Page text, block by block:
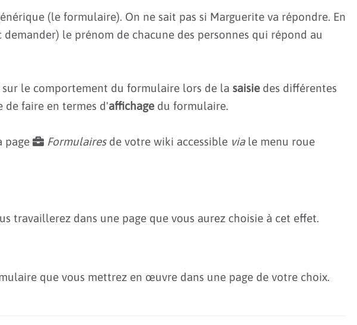
(le formulaire). On ne sait pas si Marguerite va répondre. En
le prénom de chacune des personnes qui répond au
le comportement du formulaire lors de la saisie des différentes
de faire en termes d'affichage du formulaire.
page Formulairesde votre wiki accessible viale menu roue
travaillerez dans une page que vous aurez choisie à cet effet.
que vous mettrez en œuvre dans une page de votre choix.